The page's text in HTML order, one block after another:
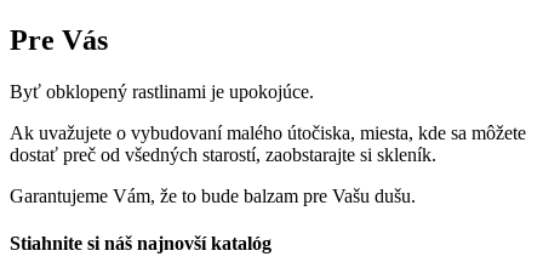
Pre Vás
Byť obklopený rastlinami je upokojúce.
Ak uvažujete o vybudovaní malého útočiska, miesta, kde sa môžete
dostať preč od všedných starostí, zaobstarajte si skleník.
Garantujeme Vám, že to bude balzam pre Vašu dušu.
Stiahnite si náš najnovší katalóg